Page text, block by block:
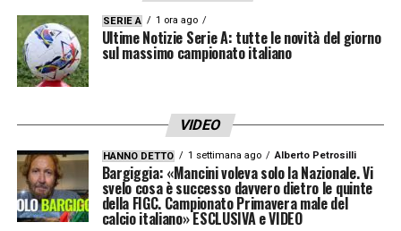
SERIE A 1 ora ago
Ultime Notizie Serie A: tutte le novità del giorno
sul massimo campionato italiano
VIDEO
HANNO DETTO 1 settimana ago Alberto Petrosilli
Bargiggia: «Mancini voleva solo la Nazionale. Vi
svelo cosa è successo davvero dietro le quinte
della FIGC. Campionato Primavera male del
calcio italiano» ESCLUSIVA e VIDEO